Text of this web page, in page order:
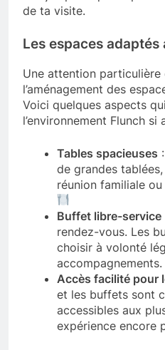
de ta visite.
Les espaces
Une attention particulière
l’aménagement des
Voici quelques aspects
l’environnement Flunch si
Tables spacieuses
de grandes tablées,
réunion familiale ou
Buffet libre-service
rendez-vous. Les
choisir à volonté
accompagnements.
Accès facilité pour
et les buffets sont
accessibles aux
expérience encore